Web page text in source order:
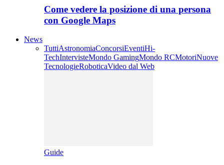
Come vedere la posizione di una persona
con Google Maps
News
TuttiAstronomiaConcorsiEventiHi-
TechIntervisteMondo GamingMondo RCMotoriNuove
TecnologieRoboticaVideo dal Web
Guide